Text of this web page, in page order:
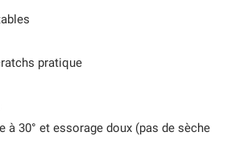
pratique
à 30° et essorage doux (pas de sèche